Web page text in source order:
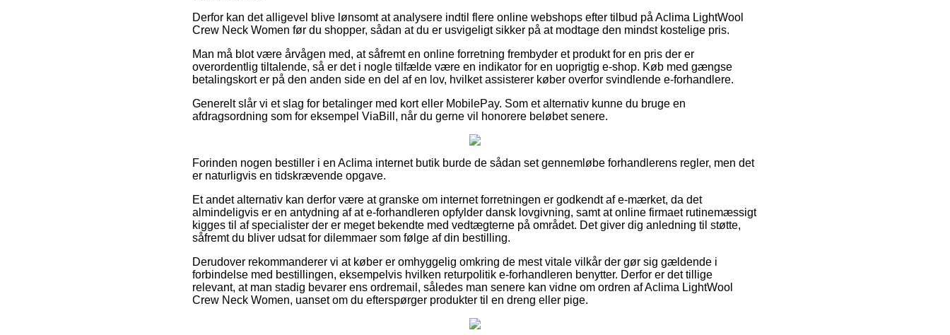
Derfor kan det alligevel blive lønsomt at analysere indtil flere online webshops efter tilbud på Aclima LightWool
Crew Neck Women før du shopper, sådan at du er usvigeligt sikker på at modtage den mindst kostelige pris.
Man må blot være årvågen med, at såfremt en online forretning frembyder et produkt for en pris der er
overordentlig tiltalende, så er det i nogle tilfælde være en indikator for en uoprigtig e-shop. Køb med gængse
betalingskort er på den anden side en del af en lov, hvilket assisterer køber overfor svindlende e-forhandlere.
Generelt slår vi et slag for betalinger med kort eller MobilePay. Som et alternativ kunne du bruge en
afdragsordning som for eksempel ViaBill, når du gerne vil honorere beløbet senere.
Forinden nogen bestiller i en Aclima internet butik burde de sådan set gennemløbe forhandlerens regler, men det
er naturligvis en tidskrævende opgave.
Et andet alternativ kan derfor være at granske om internet forretningen er godkendt af e-mærket, da det
almindeligvis er en antydning af at e-forhandleren opfylder dansk lovgivning, samt at online firmaet rutinemæssigt
kigges til af specialister der er meget bekendte med vedtægterne på området. Det giver dig anledning til støtte,
såfremt du bliver udsat for dilemmaer som følge af din bestilling.
Derudover rekommanderer vi at køber er omhyggelig omkring de mest vitale vilkår der gør sig gældende i
forbindelse med bestillingen, eksempelvis hvilken returpolitik e-forhandleren benytter. Derfor er det tillige
relevant, at man stadig bevarer ens ordremail, således man senere kan vidne om ordren af Aclima LightWool
Crew Neck Women, uanset om du efterspørger produkter til en dreng eller pige.